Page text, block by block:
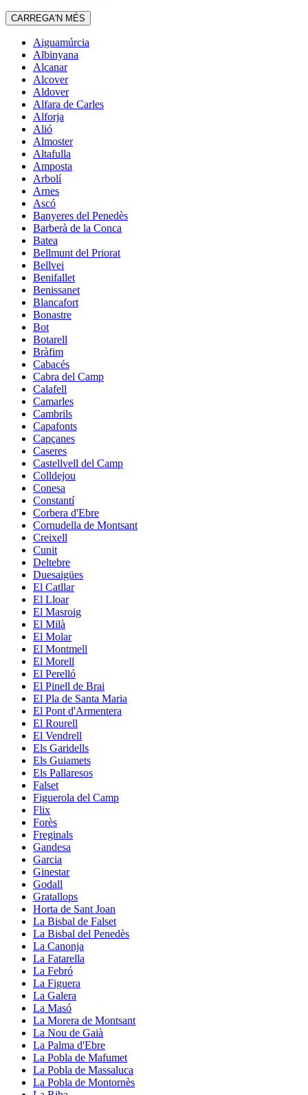
CARREGA'N MÉS
Aiguamúrcia
Albinyana
Alcanar
Alcover
Aldover
Alfara de Carles
Alforja
Alió
Almoster
Altafulla
Amposta
Arbolí
Arnes
Ascó
Banyeres del Penedès
Barberà de la Conca
Batea
Bellmunt del Priorat
Bellvei
Benifallet
Benissanet
Blancafort
Bonastre
Bot
Botarell
Bràfim
Cabacés
Cabra del Camp
Calafell
Camarles
Cambrils
Capafonts
Capçanes
Caseres
Castellvell del Camp
Colldejou
Conesa
Constantí
Corbera d'Ebre
Cornudella de Montsant
Creixell
Cunit
Deltebre
Duesaigües
El Catllar
El Lloar
El Masroig
El Milà
El Molar
El Montmell
El Morell
El Perelló
El Pinell de Brai
El Pla de Santa Maria
El Pont d'Armentera
El Rourell
El Vendrell
Els Garidells
Els Guiamets
Els Pallaresos
Falset
Figuerola del Camp
Flix
Forès
Freginals
Gandesa
Garcia
Ginestar
Godall
Gratallops
Horta de Sant Joan
La Bisbal de Falset
La Bisbal del Penedès
La Canonja
La Fatarella
La Febró
La Figuera
La Galera
La Masó
La Morera de Montsant
La Nou de Gaià
La Palma d'Ebre
La Pobla de Mafumet
La Pobla de Massaluca
La Pobla de Montornès